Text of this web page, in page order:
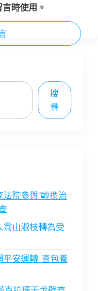
時使用。
搜
尋
院參與“轉換治
山淑枝轉為受
安運轉_查包養